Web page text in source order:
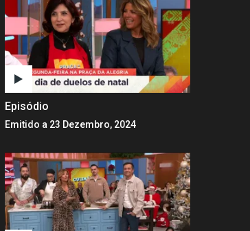
Episódio
Emitido a 23 Dezembro, 2024